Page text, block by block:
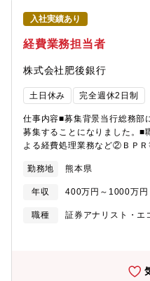
ス他について、合意形成の後
に参加し、潜在的アセットク
的案件の情報を積極的に入手
内に情報共有を行う・入手し
した案件について、市場調査
席を含めた合意形成の上、上
（AVP）若しくは、主体的に
収益水準に達しているか否か
り読解し、担当案件を実行す
理・理解を部門内で効果のあ
認を得る為の戦略等を考慮し
該合意に基づく資料を、上席
作成を行う《証券化・ストラ
入社実績あり
経費業務担当者
株式会社肥後銀行
土日休み 完全週休2日制
仕事内容■募集背景当行総務部
募集することになりました。
よる経費処理業務など②ＢＰ
勤務地 熊本県
年収 400万円～1000万円
職種
証券アナリスト・エ